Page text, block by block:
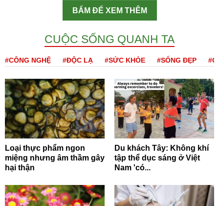
BẤM ĐỂ XEM THÊM
CUỘC SỐNG QUANH TA
#CÔNG NGHỆ #ĐỘC LẠ #SỨC KHỎE #SỐNG ĐẸP
Loại thực phẩm ngon
miệng nhưng âm thầm gây
hại thận
Du khách Tây: Không khí
tập thể dục sáng ở Việt
Nam 'có...